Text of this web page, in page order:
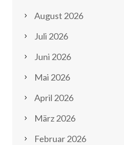
August 2026
Juli 2026
Juni 2026
Mai 2026
April 2026
März 2026
Februar 2026